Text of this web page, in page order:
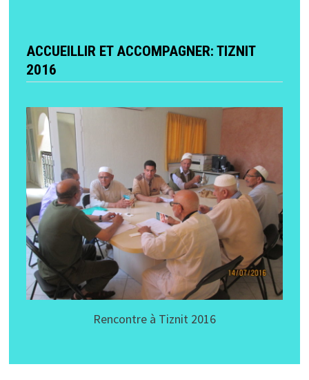
ACCUEILLIR ET ACCOMPAGNER: TIZNIT
2016
Rencontre à Tiznit 2016